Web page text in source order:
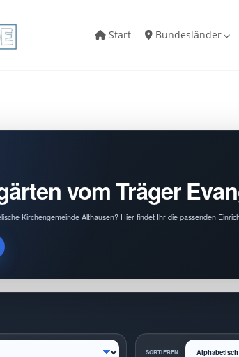
Start Bundesländer
vom Träger
Kirchengemeinde Althausen? Hier findet Ihr die passenden
SORTIEREN